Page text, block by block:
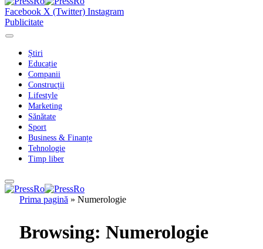
Facebook X (Twitter) Instagram
Publicitate
Știri
Educație
Companii
Construcții
Lifestyle
Marketing
Sănătate
Sport
Business & Finanțe
Tehnologie
Timp liber
Prima pagină » Numerologie
Browsing: Numerologie